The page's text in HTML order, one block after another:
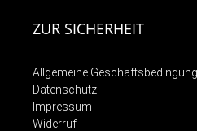
ZUR SICHERHEIT
Allgemeine
Datenschutz
Impressum
Widerruf